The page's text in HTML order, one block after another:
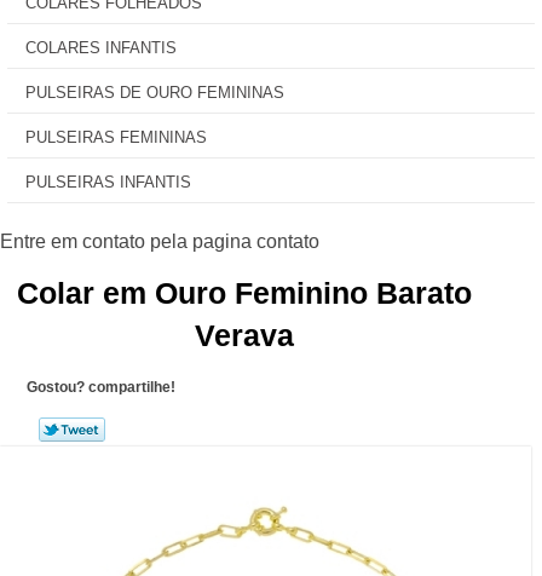
COLARES INFANTIS
PULSEIRAS DE OURO FEMININAS
PULSEIRAS FEMININAS
PULSEIRAS INFANTIS
Colar em Ouro Feminino Barato
Verava
Gostou? compartilhe!